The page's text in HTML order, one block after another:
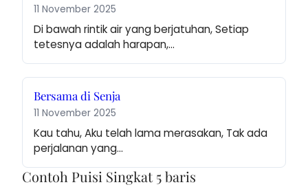
11 November 2025
Di bawah rintik air yang berjatuhan, Setiap
tetesnya adalah harapan,…
Bersama di Senja
11 November 2025
Kau tahu, Aku telah lama merasakan, Tak ada
perjalanan yang…
Contoh Puisi Singkat 5 baris